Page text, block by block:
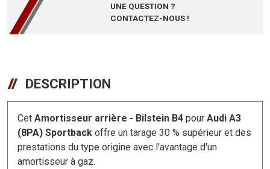
UNE QUESTION ?
CONTACTEZ-NOUS !
DESCRIPTION
Cet Amortisseur arrière - Bilstein B4 pour Audi A3
(8PA) Sportback offre un tarage 30 % supérieur et des
prestations du type origine avec l'avantage d'un
amortisseur à gaz.